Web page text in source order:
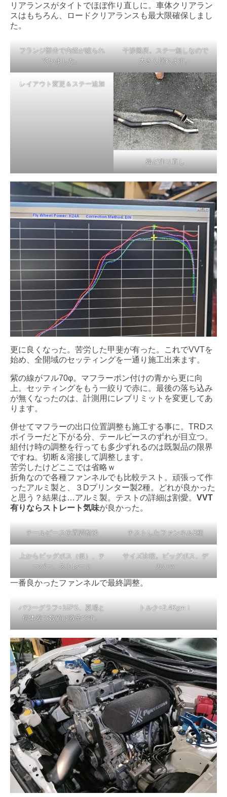
リアランスがタイトでほぼ作り直しに。車体クリアラン
スはもちろん、ロードクリアランスも最大限確保しまし
た。
フランジ部分で内径が絞られ
ていました。
干渉箇所。ステー無しなので
大きく揺れます。
レイアウト変更＆ステー追加
殆ど作り直し
更に良くなった。苦労した甲斐が有った。これでVVTを
始め、全開域のセッティングを一通り施工出来ます。
紫の線がフル70φ。マフラーポン付けの青から更に向
上。セッティングをもう一絞りで赤に。最後の落ち込み
が無くなったのは、計測用にレブリミットを変更してあ
ります。
併せてマフラーの出口位置調整も施工する事に。TRDス
ポイラーだと下がる分、テールピースのずれが目立つ。
組付け時の調整を行っても多少ずれるのは既製品の限界
ですね。切断＆溶接して調整します。
苦労したけどここでは省略ｗ
折角なので各種ファンネルでも比較テスト。頑張って作
ったアルミ製と、３Dプリンター製2種。どれが良かった
と思う？結果は…アルミ製。テストの詳細は割愛。 VVT
有りならストレート気味が良かった。
テールピース位置調整後 テストしたファンネル3種
上からビッグボス（仮）、テ
ーパー、ストレート
サイズ比較。ビッグボス、デ
カいｗ
一番良かったファンネルで最終調整。
パワーグラフ+15PS、夏場と
個体差で数値は激辛です。
トルク+2.4Kgm！